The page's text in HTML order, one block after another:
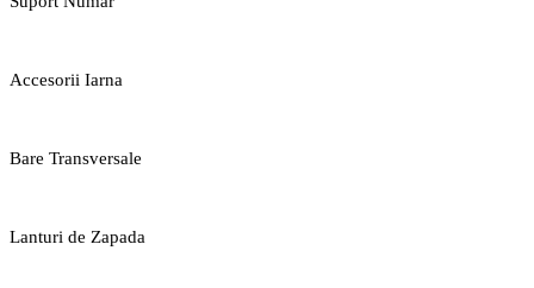
Accesorii Iarna
Bare Transversale
Lanturi de Zapada